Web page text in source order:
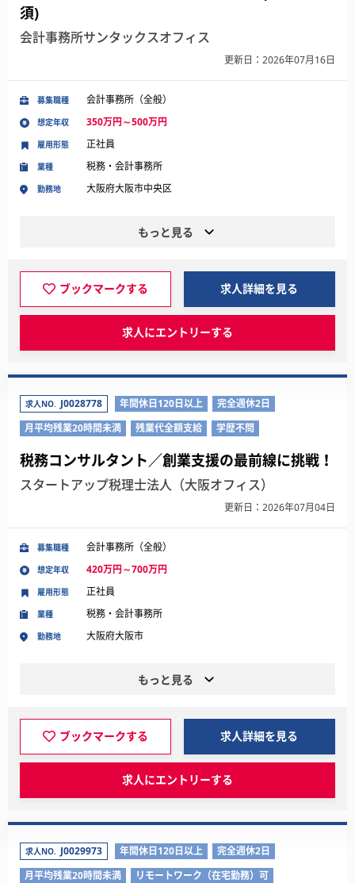
須)
会計事務所サンタックスオフィス
更新日：2026年07月16日
募集職種 会計事務所（全般）
想定年収 350万円～500万円
業種 税務・会計事務所
勤務地 大阪府大阪市中央区
雇用形態 正社員
もっと見る
ブックマークする 求人詳細を見る
求人にエントリーする
求人NO. J0028778 年間休日120日以上
完全週休2日
月平均残業20時間未満
残業代全額支給 学歴不問
税務コンサルタント／創業支援の最前線に挑戦！
スタートアップ税理士法人（大阪オフィス）
更新日：2026年07月04日
募集職種 会計事務所（全般）
想定年収 420万円～700万円
業種 税務・会計事務所
勤務地 大阪府大阪市
雇用形態 正社員
もっと見る
ブックマークする 求人詳細を見る
求人にエントリーする
求人NO. J0029973 年間休日120日以上
完全週休2日
月平均残業20時間未満
リモートワーク（在宅勤務）可